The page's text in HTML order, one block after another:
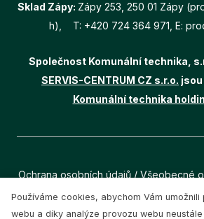
Sklad Zápy: Zápy 253, 250 01 Zápy
h), T: +420 724 364 971 , E:
Společnost Komunální technika,
SERVIS-CENTRUM CZ s.r.o.
Komunální technika
Ochrana osobních údajů/ Všeobecné
Cookies
Používáme cookies, abychom Vám umožnili
webu a díky analýze provozu webu